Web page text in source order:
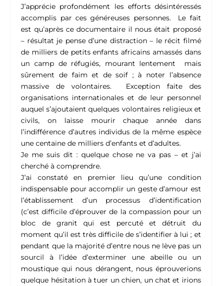
J’apprécie profondément les efforts désintéressés
accomplis par ces généreuses personnes. Le fait
est qu’après ce documentaire il nous était proposé
– résultat je pense d’une distraction – le récit filmé
de milliers de petits enfants africains amassés dans
un camp de réfugiés, mourant lentement mais
sûrement de faim et de soif ; à noter l’absence
massive de volontaires. Exception faite des
organisations internationales et de leur personnel
auquel s’ajoutaient quelques volontaires religieux et
civils, on laisse mourir chaque année dans
l’indifférence d’autres individus de la même espèce
une centaine de milliers d’enfants et d’adultes.
Je me suis dit : quelque chose ne va pas – et j’ai
cherché à comprendre.
J’ai constaté en premier lieu qu’une condition
indispensable pour accomplir un geste d’amour est
l’établissement d’un processus d’identification
(c’est difficile d’éprouver de la compassion pour un
bloc de granit qui est percuté et détruit du
moment qu’il est très difficile de s’identifier à lui ; et
pendant que la majorité d’entre nous ne lève pas un
sourcil à l’idée d’exterminer une abeille ou un
moustique qui nous dérangent, nous éprouverions
quelque hésitation à tuer un chien, un chat et irions